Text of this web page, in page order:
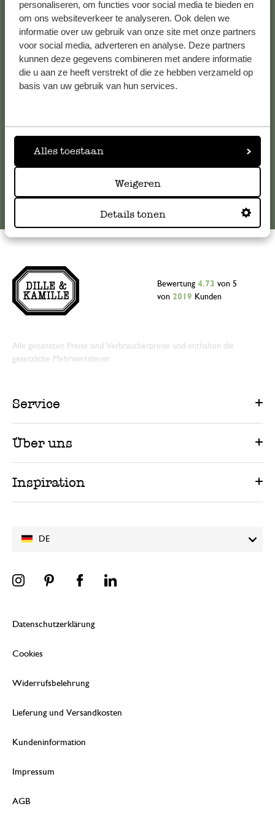
personaliseren, om functies voor social media te bieden en
om ons websiteverkeer te analyseren. Ook delen we
informatie over uw gebruik van onze site met onze partners
voor social media, adverteren en analyse. Deze partners
kunnen deze gegevens combineren met andere informatie
die u aan ze heeft verstrekt of die ze hebben verzameld op
basis van uw gebruik van hun services.
Alles toestaan
Weigeren
Details tonen
Kundenservice/Hilfe
Falls Sie Fragen haben oder Tipps und Hilfe brauchen, wenden
Sie sich bitte an unseren Kundenservice. Oder lesen Sie hier
die Antworten aufhäufig gestellte Fragen
kundenservice@dille-kamille.de
Online-Kundenservice
DE
Bewertung 4.73 von 5
von 2019 Kunden
Alle genannten Preise sind Verbraucherpreise und enthalten die
gesetzliche Mehrwertsteuer.
Service
Über uns
Inspiration
Datenschutzerklärung
Cookies
Widerrufsbelehrung
Lieferung und Versandkosten
Kundeninformation
Impressum
AGB